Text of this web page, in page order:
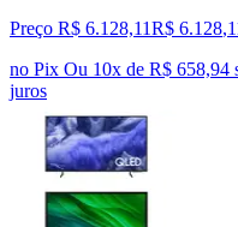
Preço R$ 6.128,11R$ 6.128,
no Pix Ou 10x de R$ 658,94
juros